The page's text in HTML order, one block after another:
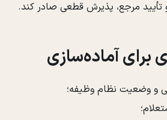
تأیید مرجع، پذیرش قطعی صادر کند.
برای آماده‌سازی
و وضعیت نظام وظیفه؛